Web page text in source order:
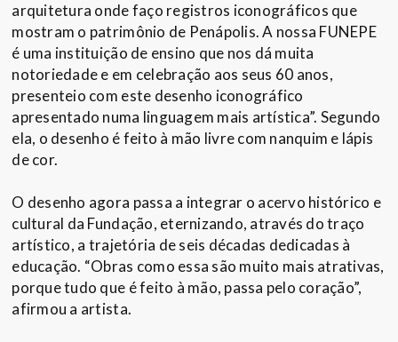
arquitetura onde faço registros iconográficos que
mostram o patrimônio de Penápolis. A nossa FUNEPE
é uma instituição de ensino que nos dá muita
notoriedade e em celebração aos seus 60 anos,
presenteio com este desenho iconográfico
apresentado numa linguagem mais artística”. Segundo
ela, o desenho é feito à mão livre com nanquim e lápis
de cor.
O desenho agora passa a integrar o acervo histórico e
cultural da Fundação, eternizando, através do traço
artístico, a trajetória de seis décadas dedicadas à
educação. “Obras como essa são muito mais atrativas,
porque tudo que é feito à mão, passa pelo coração”,
afirmou a artista.